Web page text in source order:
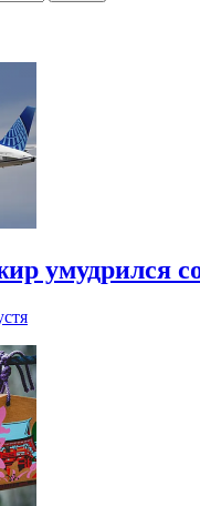
умудрился